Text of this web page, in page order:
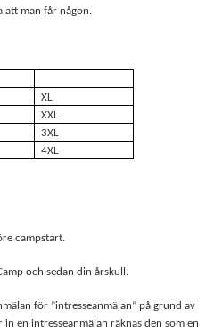
att man får någon.
XL
XXL
3XL
4XL
campstart.
och sedan din årskull.
för ”intresseanmälan” på grund av
en intresseanmälan räknas den som en